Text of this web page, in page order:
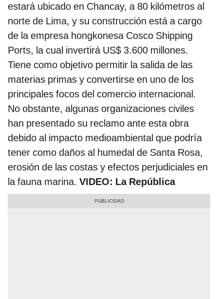
estará ubicado en Chancay, a 80 kilómetros al
norte de Lima, y su construcción está a cargo
de la empresa hongkonesa Cosco Shipping
Ports, la cual invertirá US$ 3.600 millones.
Tiene como objetivo permitir la salida de las
materias primas y convertirse en uno de los
principales focos del comercio internacional.
No obstante, algunas organizaciones civiles
han presentado su reclamo ante esta obra
debido al impacto medioambiental que podría
tener como daños al humedal de Santa Rosa,
erosión de las costas y efectos perjudiciales en
la fauna marina. VIDEO: La República